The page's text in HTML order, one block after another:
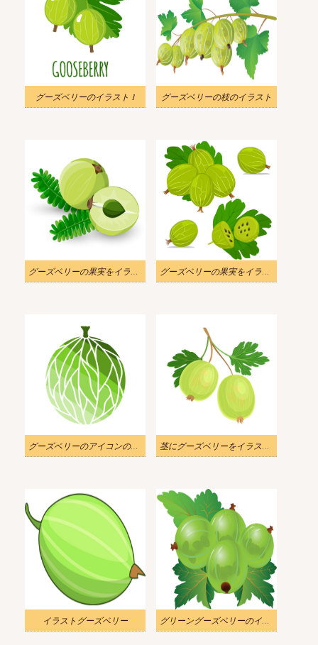
グーズベリーのイラスト 1 グーズベリーの枝のイラスト
グーズベリーの果実をイラストします グーズベリーの果実をイラストします
グーズベリーのアイコンのイラスト 茎にグーズベリーをイラストします
イラストグーズベリー グリーングーズベリーのイラスト